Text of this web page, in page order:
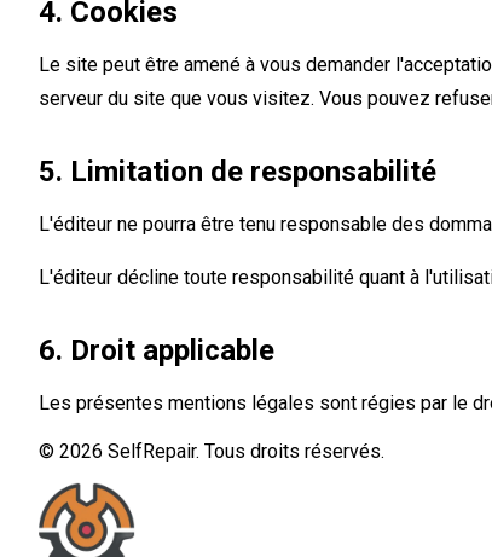
4. Cookies
Le site peut être amené à vous demander
serveur du site que vous visitez. Vous pouvez
5. Limitation de responsabilité
L'éditeur ne pourra être tenu responsable des
L'éditeur décline toute responsabilité quant à
6. Droit applicable
Les présentes mentions légales sont régies par le
© 2026 SelfRepair. Tous droits réservés.